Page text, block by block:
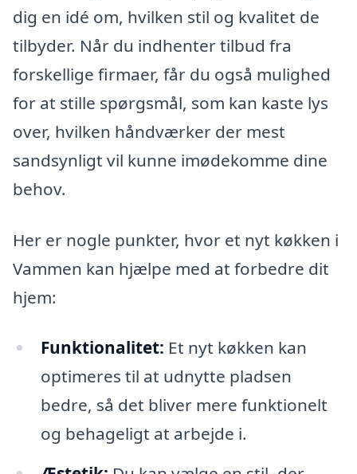
dig en idé om, hvilken stil og kvalitet de
tilbyder. Når du indhenter tilbud fra
forskellige firmaer, får du også mulighed
for at stille spørgsmål, som kan kaste lys
over, hvilken håndværker der mest
sandsynligt vil kunne imødekomme dine
behov.
Her er nogle punkter, hvor et nyt køkken i
Vammen kan hjælpe med at forbedre dit
hjem:
Funktionalitet: Et nyt køkken kan
optimeres til at udnytte pladsen
bedre, så det bliver mere funktionelt
og behageligt at arbejde i.